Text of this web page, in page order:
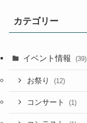
カテゴリー
イベント情報 (39)
お祭り (12)
コンサート (1)